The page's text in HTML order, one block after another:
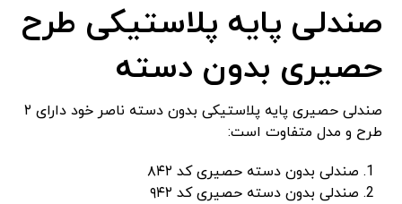
صندلی پایه پلاستیکی طرح
حصیری بدون دسته
صندلی حصیری پایه پلاستیکی بدون دسته ناصر خود دارای ۲
طرح و مدل متفاوت است:
صندلی بدون دسته حصیری کد ۸۴۲
صندلی بدون دسته حصیری کد ۹۴۲